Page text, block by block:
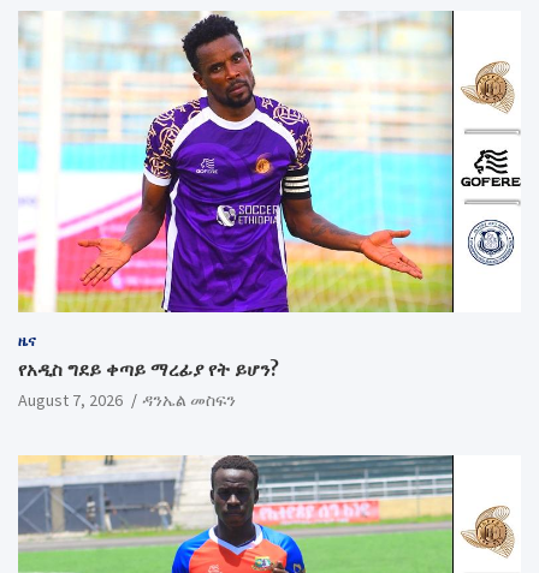
ዜና
የአዲስ ግደይ ቀጣይ ማረፊያ የት ይሆን?
August 7, 2026 ዳንኤል መስፍን